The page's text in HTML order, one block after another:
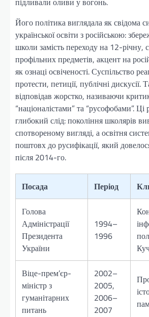
Його політика виглядала як свідома
української освіти з російською:
школи замість переходу на 12-річну,
профільних предметів, акцент на
як ознаці освіченості. Суспільство
протести, петиції, публічні дискусії.
відповідав жорстко, називаючи
“націоналістами” та “русофобами”.
глибокий слід: покоління школярів
спотвореному вигляді, а освітня
поштовх до русифікації, який
після 2014-го.
Посада Період
Голова
Адміністрації
Президента
України
1994–
1996
Віце-прем’єр-
міністр з
гуманітарних
питань
2002–
2005,
2006–
2007